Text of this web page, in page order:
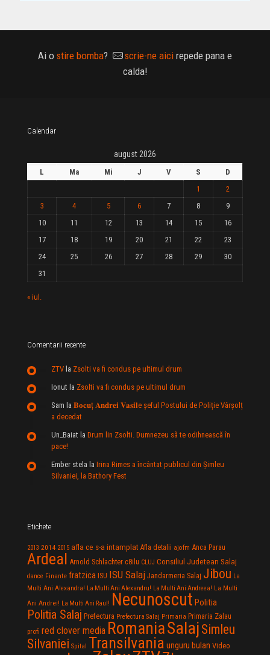
Ai o stire bomba? scrie-ne aici repede pana e
calda!
Calendar
august 2026
L Ma Mi J V S
D
1
2
3
4 5 6 7 8
9
10
11 12 13 14 15
16
17
18 19 20 21 22
23
24
25 26 27 28 29
30
31
« iul.
Comentarii recente
ZTV la Zsolti va fi condus pe ultimul drum
Ionut la Zsolti va fi condus pe ultimul drum
Sam la 𝐁𝐨𝐜𝐮ț 𝐀𝐧𝐝𝐫𝐞𝐢 𝐕𝐚𝐬𝐢𝐥e şeful Postului de Poliție Vârșolț
a decedat
Un_Baiat la Drum lin Zsolti. Dumnezeu sã te odihneascã în
pace!
Ember stela la Irina Rimes a încântat publicul din Şimleu
Silvaniei, la Bathory Fest
Etichete
2013 2014 2015 afla ce s-a intamplat Afla detalii ajofm Anca Parau
Ardeal Arnold Schlachter c8ilu CLUJ Consiliul Judetean Salaj
dance Finante fratzica ISU ISU Salaj Jandarmeria Salaj Jibou La
Multi Ani Alexandra! La Multi Ani Alexandru! La Multi Ani Andreea! La Multi
Ani Andrei! La Multi Ani Raul! Necunoscut Politia
Politia Salaj Prefectura Prefectura Salaj Primaria Primaria Zalau
profi red clover media RomaniaSalaj Simleu
Silvaniei Spital Transilvania unguru bulan Video